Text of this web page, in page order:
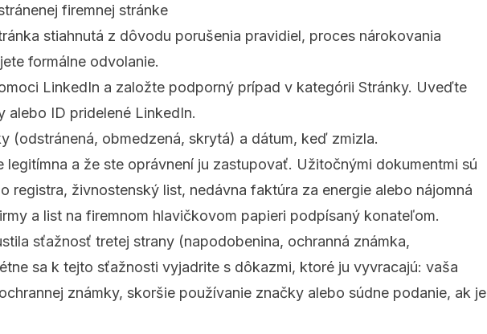
firemnej stránke
stiahnutá z dôvodu porušenia pravidiel, proces nárokovania
formálne odvolanie.
LinkedIn a založte podporný prípad v kategórii Stránky. Uveďte
alebo ID pridelené LinkedIn.
(odstránená, obmedzená, skrytá) a dátum, keď zmizla.
legitímna a že ste oprávnení ju zastupovať. Užitočnými dokumentmi sú
registra, živnostenský list, nedávna faktúra za energie alebo nájomná
a list na firemnom hlavičkovom papieri podpísaný konateľom.
sťažnosť tretej strany (napodobenina, ochranná známka,
sa k tejto sťažnosti vyjadrite s dôkazmi, ktoré ju vyvracajú: vaša
známky, skoršie používanie značky alebo súdne podanie, ak je